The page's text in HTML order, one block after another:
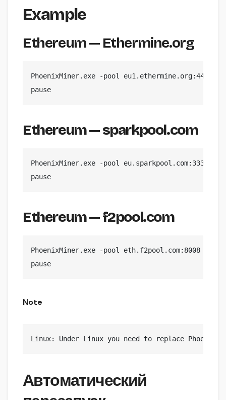
Example
Ethereum — Ethermine.org
PhoenixMiner.exe -pool eu1.ethermine.org:4444 -
pause
Ethereum — sparkpool.com
PhoenixMiner.exe -pool eu.sparkpool.com:3333 -
pause
Ethereum — f2pool.com
PhoenixMiner.exe -pool eth.f2pool.com:8008 -wal
pause
Note
Linux: Under Linux you need to replace
Автоматический